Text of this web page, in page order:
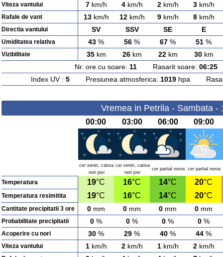
Viteza vantului 7km/h 4km/h 2km/h 3km/h
Rafale de vant 13km/h 12km/h 9km/h 8km/h
Directia vantului SV SSV SE E
Umiditatea relativa 43 % 56 % 67 % 51 %
Vizibilitate 35km 26km 22km 30km
Nr. ore cu soare: 11 Rasarit soare: 06:25
Index UV : 5Presiunea atmosferica: 1019hpa
Vremea in Petrila - Sambata -
00:00 03:00 06:00 09:00
cer senin, cativa
nori josi
cer senin, cativa
nori josi
cer partial noros cer partial noros
Temperatura 19°C 16°C 14°C 20°C
Temperatura resimitita 19°C 16°C 14°C 20°C
Cantitate precipitatii 3 ore 0 mm 0 mm 0 mm 0 mm
Probabilitate precipitatii 0 % 0 % 0 % 0 %
Acoperire cu nori 30 % 29 % 40 % 44 %
Viteza vantului 1km/h 2km/h 1km/h 2km/h